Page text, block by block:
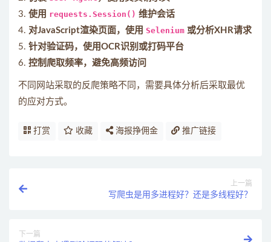
3. 使用 requests.Session() 维护会话
4. 对JavaScript渲染页面，使用 Selenium 或分析XHR请求
5. 针对验证码，使用OCR识别或打码平台
6. 控制爬取频率，避免高频访问
不同网站采取的反爬策略不同，需要具体分析后采取最优
的应对方式。
打赏 收藏 海报挣佣金 推广链接
上一篇
写爬虫是用多进程好？还是多线程好？
下一篇